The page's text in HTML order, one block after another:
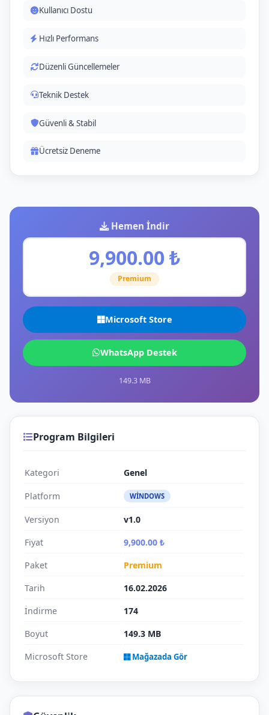
Kullanıcı Dostu
Hızlı Performans
Düzenli Güncellemeler
Teknik Destek
Güvenli & Stabil
Ücretsiz Deneme
Hemen İndir
9,900.00 ₺
Premium
Microsoft Store
WhatsApp Destek
149.3 MB
Program Bilgileri
Kategori Genel
Platform WINDOWS
Versiyon
v1.0
Fiyat
9,900.00 ₺
Paket
Premium
Tarih
16.02.2026
İndirme
174
Boyut
149.3 MB
Microsoft Store
Mağazada Gör